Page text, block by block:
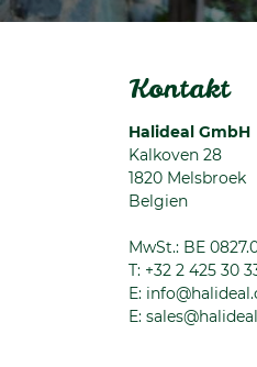
Kontakt
Halideal GmbH
Kalkoven 28
1820 Melsbroek
Belgien
MwSt.: BE
T: +32 2 425 30
E:
E: